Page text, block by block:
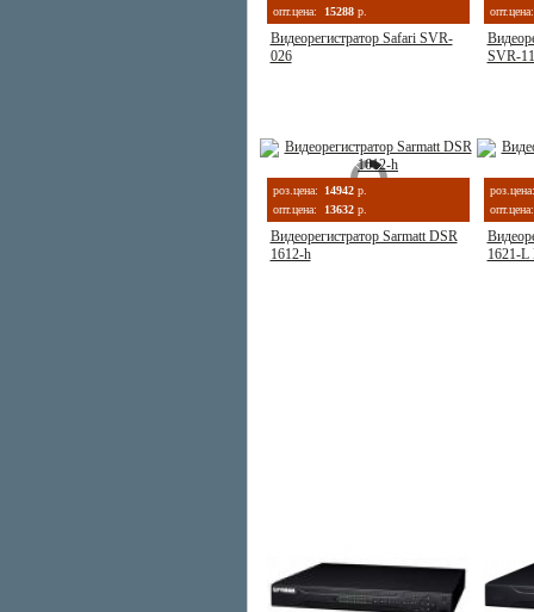
опт.цена:
15288 р.
Видеорегистратор Safari SVR-
026
опт.цена:
SVR-
роз.цена: 14942 р.
опт.цена:
13632 р.
Видеорегистратор Sarmatt DSR
1612-h
роз.цена:
опт.цена:
1621-L